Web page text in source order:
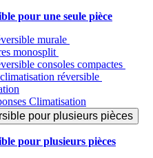
pour une seule pièce
murale
monosplit
consoles compactes
réversible
Climatisation
pour plusieurs pièces
pour plusieurs pièces